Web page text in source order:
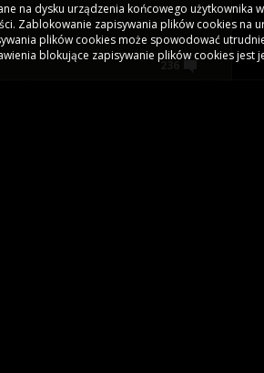
na dysku urządzenia końcowego
Zablokowanie zapisywania plików cookies
plików cookies może spowodować
blokujące zapisywanie plików cookies jest